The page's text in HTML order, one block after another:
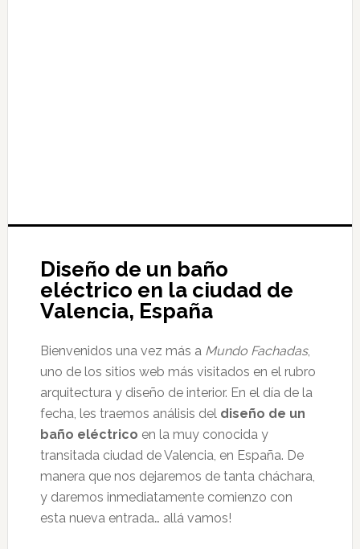
Diseño de un baño
eléctrico en la ciudad de
Valencia, España
Bienvenidos una vez más a Mundo Fachadas,
uno de los sitios web más visitados en el rubro
arquitectura y diseño de interior. En el día de la
fecha, les traemos análisis del diseño de un
baño eléctrico en la muy conocida y
transitada ciudad de Valencia, en España. De
manera que nos dejaremos de tanta cháchara,
y daremos inmediatamente comienzo con
esta nueva entrada… allá vamos!